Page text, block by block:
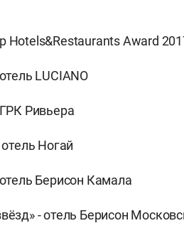
Award
LUCIANO
Ривьера
Ногай
Берисон Камала
- отель Берисон